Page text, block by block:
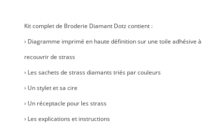
Kit complet de Broderie Diamant Dotz contient :
› Diagramme imprimé en haute définition sur une toile adhésive à
recouvrir de strass
› Les sachets de strass diamants triés par couleurs
› Un stylet et sa cire
› Un réceptacle pour les strass
› Les explications et instructions